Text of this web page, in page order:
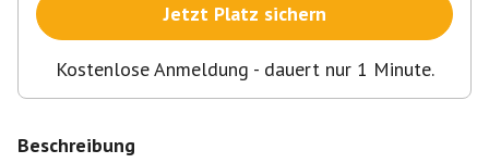
Jetzt Platz sichern
Kostenlose Anmeldung - dauert nur 1 Minute.
Beschreibung